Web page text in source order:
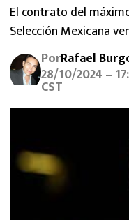
ATLANTE
FUTBOL
MEXICANOS EN EL
FÓRMULA 1
El contrato del
Selección Mexicana
PorRafael
28/10/2024 –
CST